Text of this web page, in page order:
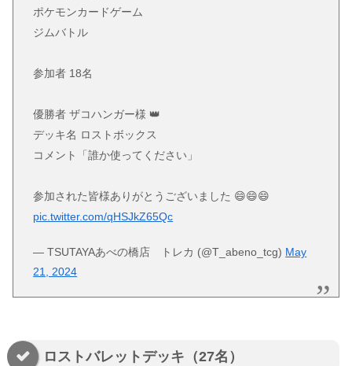
ポケモンカードゲーム
ジムバトル
参加者 18名
優勝者 ザコハンガー様 👑
デッキ名 ロストボックス
コメント「誰か使ってください」
参加された皆様ありがとうございました 😄😄😄
pic.twitter.com/qHSJkZ65Qc
— TSUTAYAあべの橋店 トレカ (@T_abeno_tcg) May
21, 2024
ロストバレットデッキ（27名）